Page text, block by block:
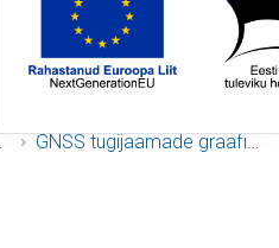
GNSS tugijaamade graafikud